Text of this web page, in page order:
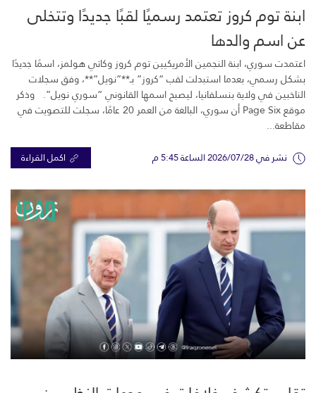
ابنة توم كروز تعتمد رسميًا لقبًا جديدًا وتتخلى
عن اسم والدها
اعتمدت سوري، ابنة النجمين الأمريكيين توم كروز وكاتي هولمز، اسمًا جديدًا
بشكل رسمي، بعدما استبدلت لقب “كروز” بـ**”نويل”**، وفق سجلات
الناخبين في ولاية بنسلفانيا، ليصبح اسمها القانوني “سوري نويل”. وذكر
موقع Page Six أن سوري، البالغة من العمر 20 عامًا، سجلت للتصويت في
مقاطعة...
نشر في 2026/07/28 الساعة 5:45 م اكمل القراءة